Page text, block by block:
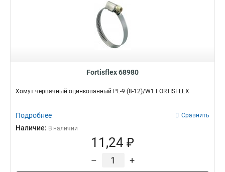
Fortisflex 68980
Хомут червячный оцинкованный PL-9 (8-12)/W1 FORTISFLEX
Подробнее Сравнить
Наличие: В наличии
11,24 ₽
– +